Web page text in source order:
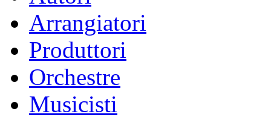
Arrangiatori
Produttori
Orchestre
Musicisti